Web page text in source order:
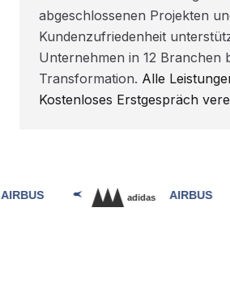
abgeschlossenen Projekten
Kundenzufriedenheit
Unternehmen in 12 Branchen
Transformation. Alle
Kostenloses Erstgespräch